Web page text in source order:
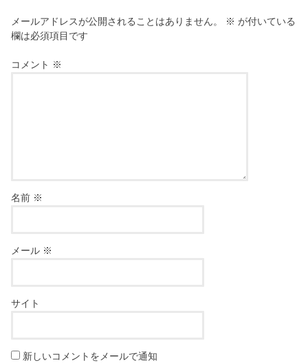
メールアドレスが公開されることはありません。 ※ が付いている
欄は必須項目です
コメント ※
名前 ※
メール ※
サイト
新しいコメントをメールで通知